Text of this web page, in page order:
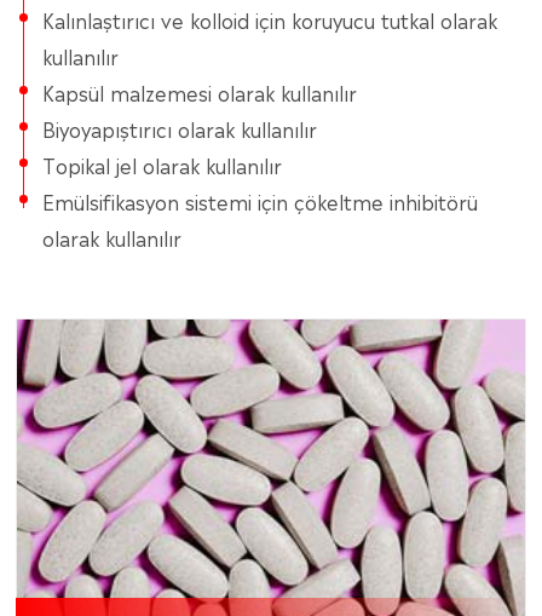
Kalınlaştırıcı ve kolloid için koruyucu tutkal olarak
kullanılır
Kapsül malzemesi olarak kullanılır
Biyoyapıştırıcı olarak kullanılır
Topikal jel olarak kullanılır
Emülsifikasyon sistemi için çökeltme inhibitörü
olarak kullanılır